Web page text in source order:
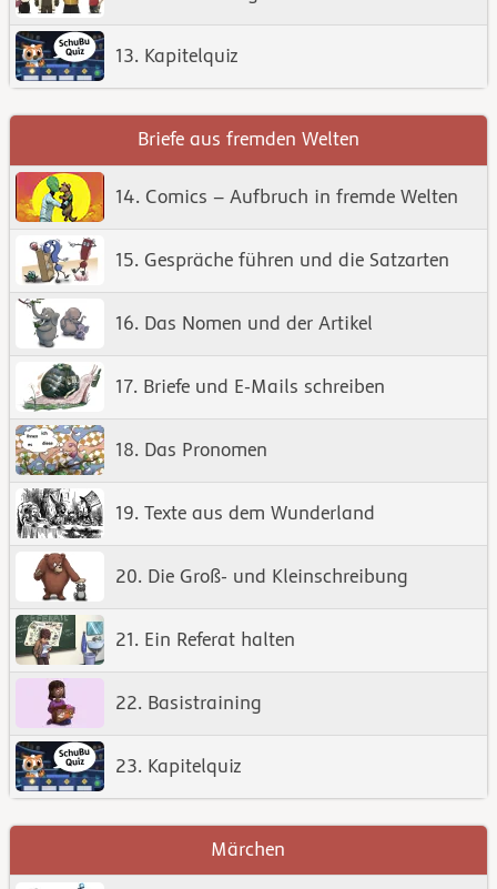
13. Kapitelquiz
Briefe aus fremden Welten
14. Comics – Aufbruch in fremde Welten
15. Gespräche führen und die Satzarten
16. Das Nomen und der Artikel
17. Briefe und E-Mails schreiben
18. Das Pronomen
19. Texte aus dem Wunderland
20. Die Groß- und Kleinschreibung
21. Ein Referat halten
22. Basistraining
23. Kapitelquiz
Märchen